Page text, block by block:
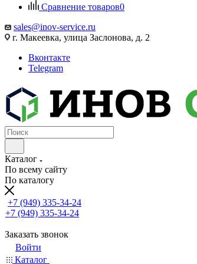
Сравнение товаров0
sales@inov-service.ru
г. Макеевка, улица Заслонова, д. 2
Вконтакте
Telegram
Каталог
По всему сайту
По каталогу
+7 (949) 335-34-24
+7 (949) 335-34-24
Заказать звонок
Войти
Каталог